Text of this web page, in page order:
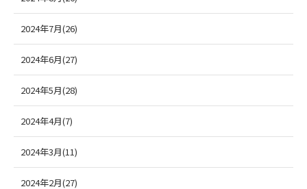
2024年7月(26)
2024年6月(27)
2024年5月(28)
2024年4月(7)
2024年3月(11)
2024年2月(27)